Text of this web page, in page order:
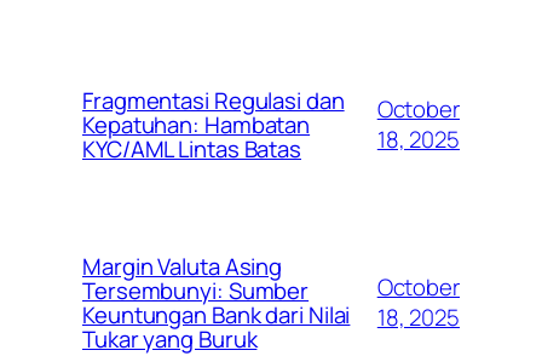
Fragmentasi Regulasi dan
Kepatuhan: Hambatan
KYC/AML Lintas Batas
October
18, 2025
Margin Valuta Asing
Tersembunyi: Sumber
Keuntungan Bank dari Nilai
Tukar yang Buruk
October
18, 2025